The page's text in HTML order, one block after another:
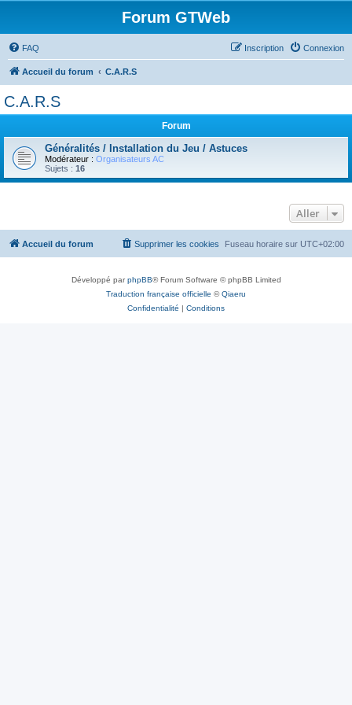
Forum GTWeb
FAQ Connexion
Inscription
Accueil du forum C.A.R.S
C.A.R.S
Forum
Généralités / Installation du Jeu / Astuces
Modérateur : Organisateurs AC
Sujets : 16
Aller
Accueil du forum Fuseau horaire sur UTC+02:00
Supprimer les cookies
Développé parphpBB® Forum Software © phpBB Limited
Traduction française officielle ©Qiaeru
Confidentialité | Conditions